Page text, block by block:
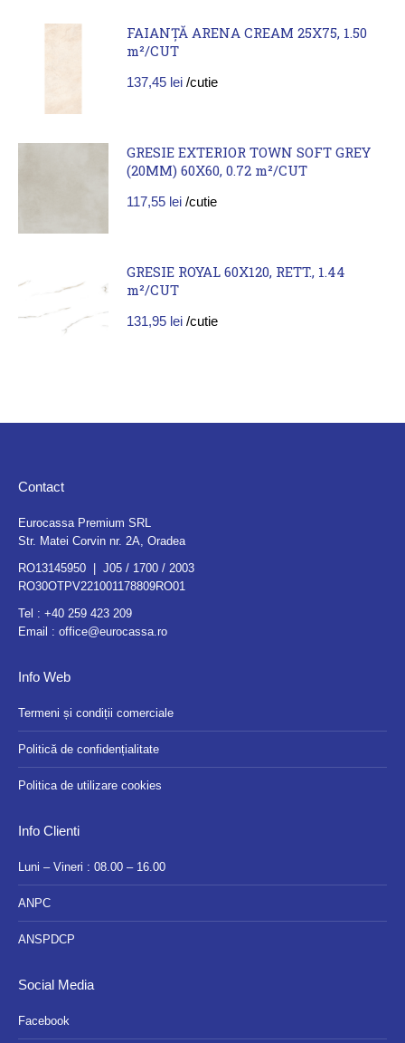
FAIANȚĂ ARENA CREAM 25X75, 1.50
m²/CUT
137,45 lei /cutie
GRESIE EXTERIOR TOWN SOFT GREY
(20MM) 60X60, 0.72 m²/CUT
117,55 lei /cutie
GRESIE ROYAL 60X120, RETT., 1.44
m²/CUT
131,95 lei /cutie
Contact
Eurocassa Premium SRL
Str. Matei Corvin nr. 2A, Oradea
RO13145950 | J05 / 1700 / 2003
RO30OTPV221001178809RO01
Tel : +40 259 423 209
Email : office@eurocassa.ro
Info Web
Termeni și condiții comerciale
Politică de confidențialitate
Politica de utilizare cookies
Info Clienti
Luni – Vineri : 08.00 – 16.00
ANPC
ANSPDCP
Social Media
Facebook